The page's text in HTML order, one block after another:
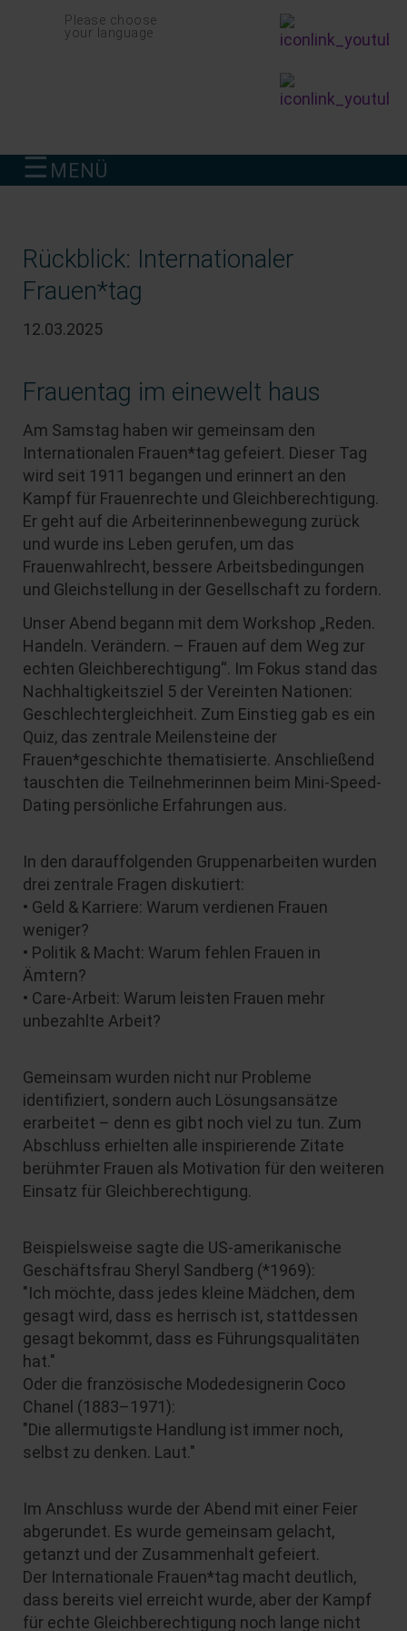
Navigation
überspringenPlease choose
your language
☰ MENÜ
Rückblick: Internationaler
Frauen*tag
12.03.2025
Frauentag im einewelt haus
Am Samstag haben wir gemeinsam den
Internationalen Frauen*tag gefeiert. Dieser Tag
wird seit 1911 begangen und erinnert an den
Kampf für Frauenrechte und Gleichberechtigung.
Er geht auf die Arbeiterinnenbewegung zurück
und wurde ins Leben gerufen, um das
Frauenwahlrecht, bessere Arbeitsbedingungen
und Gleichstellung in der Gesellschaft zu fordern.
Unser Abend begann mit dem Workshop „Reden.
Handeln. Verändern. – Frauen auf dem Weg zur
echten Gleichberechtigung“. Im Fokus stand das
Nachhaltigkeitsziel 5 der Vereinten Nationen:
Geschlechtergleichheit. Zum Einstieg gab es ein
Quiz, das zentrale Meilensteine der
Frauen*geschichte thematisierte. Anschließend
tauschten die Teilnehmerinnen beim Mini-Speed-
Dating persönliche Erfahrungen aus.
In den darauffolgenden Gruppenarbeiten wurden
drei zentrale Fragen diskutiert:
• Geld & Karriere: Warum verdienen Frauen
weniger?
• Politik & Macht: Warum fehlen Frauen in
Ämtern?
• Care-Arbeit: Warum leisten Frauen mehr
unbezahlte Arbeit?
Gemeinsam wurden nicht nur Probleme
identifiziert, sondern auch Lösungsansätze
erarbeitet – denn es gibt noch viel zu tun. Zum
Abschluss erhielten alle inspirierende Zitate
berühmter Frauen als Motivation für den weiteren
Einsatz für Gleichberechtigung.
Beispielsweise sagte die US-amerikanische
Geschäftsfrau Sheryl Sandberg (*1969):
"Ich möchte, dass jedes kleine Mädchen, dem
gesagt wird, dass es herrisch ist, stattdessen
gesagt bekommt, dass es Führungsqualitäten
hat."
Oder die französische Modedesignerin Coco
Chanel (1883–1971):
"Die allermutigste Handlung ist immer noch,
selbst zu denken. Laut."
Im Anschluss wurde der Abend mit einer Feier
abgerundet. Es wurde gemeinsam gelacht,
getanzt und der Zusammenhalt gefeiert.
Der Internationale Frauen*tag macht deutlich,
dass bereits viel erreicht wurde, aber der Kampf
für echte Gleichberechtigung noch lange nicht